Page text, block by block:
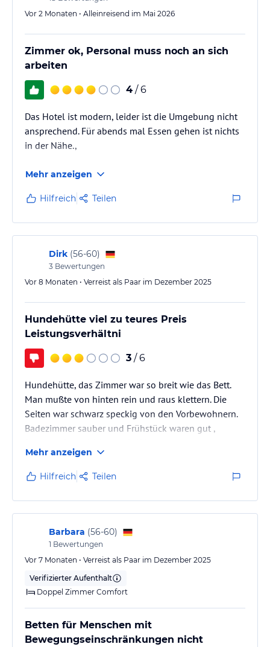
lies vor der Buchung die verbindlichen Angebotsdetailsdes
Vor 2 Monaten • Alleinreisend im Mai 2026
Zimmer ok, Personal muss noch an sich
arbeiten
4 / 6
Das Hotel ist modern, leider ist die Umgebung nicht
ansprechend. Für abends mal Essen gehen ist nichts
in der Nähe.,
Mehr anzeigen
Hilfreich Teilen
Dirk (56-60)
3 Bewertungen
Vor 8 Monaten • Verreist als Paar im Dezember 2025
Hundehütte viel zu teures Preis
Leistungsverhältni
3 / 6
Hundehütte, das Zimmer war so breit wie das Bett.
Man mußte von hinten rein und raus klettern. Die
Seiten war schwarz speckig von den Vorbewohnern.
Badezimmer sauber und Frühstück waren gut ,
Mehr anzeigen
Hilfreich Teilen
Barbara (56-60)
1 Bewertungen
Vor 7 Monaten • Verreist als Paar im Dezember 2025
Verifizierter Aufenthalt
Doppel Zimmer Comfort
Betten für Menschen mit
Bewegungseinschränkungen nicht